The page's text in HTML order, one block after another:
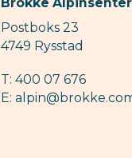
Postboks 23
4749 Rysstad
T: 400 07 676
E: